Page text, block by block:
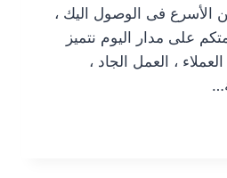
, نحن الأسرع فى الوصول اليك ،
على مدار اليوم نتميز
، العمل الجاد ،